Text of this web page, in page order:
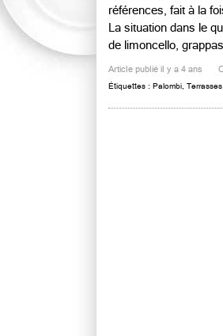
références, fait à la
La situation dans le
de limoncello,
Article publié il y a 4 ans
Étiquettes : Palombi Terrasses